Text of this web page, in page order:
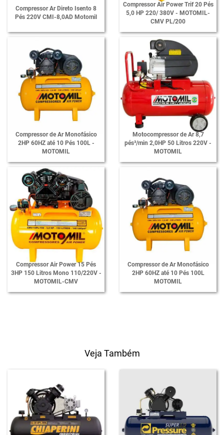
Compressor Ar Direto Isento 8
Pés 220V CMI-8,0AD Motomil
Compressor Air Power Trif 20 Pés
5,0 HP 220/ 380V - MOTOMIL-
CMV PL/200
Compressor de Ar Monofásico
2HP 60HZ até 10 Pés 100L -
MOTOMIL
Motocompressor de Ar 8,7
pés³/min 2,0HP 50 Litros 220V -
MOTOMIL
Compressor Air Power 15 Pés
3HP 150 Litros Mono 110/220V -
MOTOMIL-CMV
Compressor de Ar Monofásico
2HP 60HZ até 10 Pés 100L
MOTOMIL
Veja Também